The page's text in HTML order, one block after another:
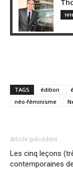
TAGS édition
néo-féminisme
Article précédent
Les cinq leçons
contemporaines